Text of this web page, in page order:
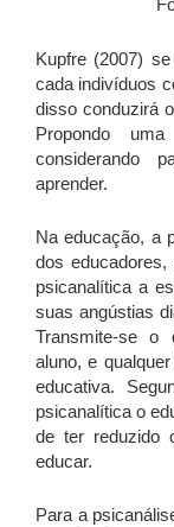
Kupfre (2007)
cada indivíduos
disso conduzirá
Propondo
considerando
aprender.
Na educação, a
dos
psicanalítica a
suas angústias
Transmite-se o
aluno, e
educativa.
psicanalítica o
de ter reduzido
educar.
Para a